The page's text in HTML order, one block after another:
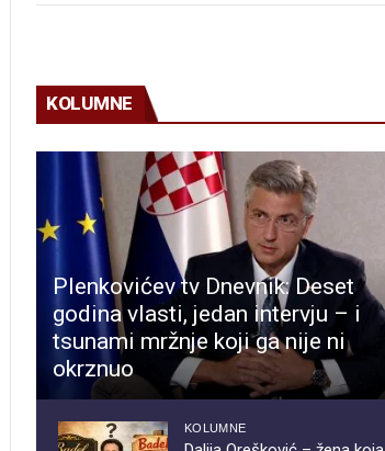
KOLUMNE
Plenkovićev tv Dnevnik: Deset
godina vlasti, jedan intervju – i
tsunami mržnje koji ga nije ni
okrznuo
KOLUMNE